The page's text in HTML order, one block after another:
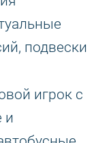
подвески
игрок с
и